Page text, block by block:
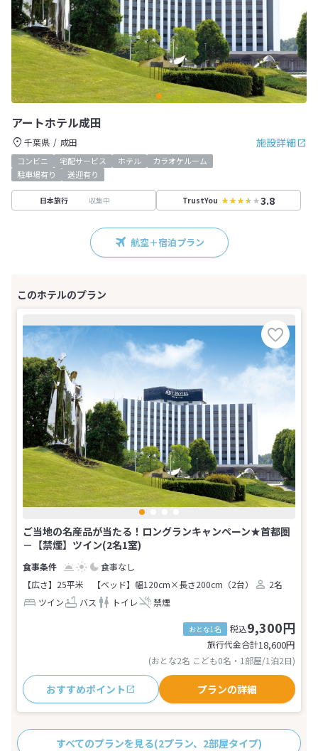
アートホテル成田
施設詳細
千葉県 成田
コンビニ 宅配サービス ホテル
カラオケルーム
駐車場有り
送迎有り
日本旅行 収集中 TrustYou 3.8
航空＋宿泊プラン
ご当地の名産品が当たる！ロングランキャンペーン★首都圏
－【禁煙】ツイン(2名1室)
食事なし
【広さ】25平米
【ベッド】幅120cm×長さ200cm（2台）
2名
ツイン
バス トイレ 禁煙
おとな1名 税込9,300円
旅行代金合計18,600円
(おとな2名 こども0名・1部屋/1泊2日)
おすすめポイント プランの詳細
すべてのプランを見る(2プラン、2部屋タイプ)